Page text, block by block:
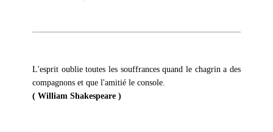
L'esprit oublie toutes les souffrances quand le chagrin a des
compagnons et que l'amitié le console.
( William Shakespeare )